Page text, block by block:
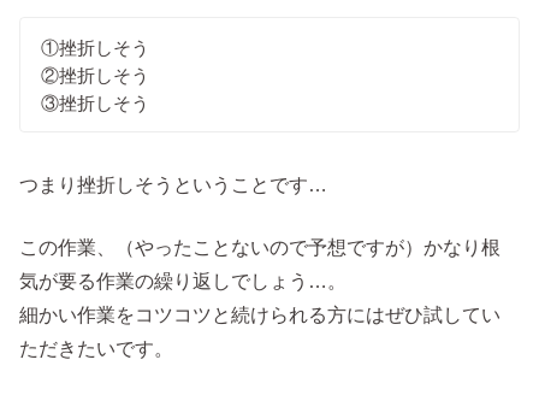
①挫折しそう
②挫折しそう
③挫折しそう
つまり挫折しそうということです…
この作業、（やったことないので予想ですが）かなり根
気が要る作業の繰り返しでしょう…。
細かい作業をコツコツと続けられる方にはぜひ試してい
ただきたいです。